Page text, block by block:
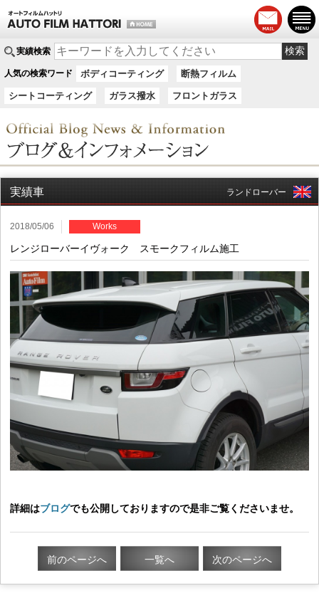
実績検索
人気の検索ワード ボディコーティング 断熱フィルム
シートコーティング ガラス撥水 フロントガラス
実績車 ランドローバー
2018/05/06 Works
レンジローバーイヴォーク スモークフィルム施工
詳細はブログでも公開しておりますので是非ご覧くださいませ。
前のページへ 一覧へ 次のページへ